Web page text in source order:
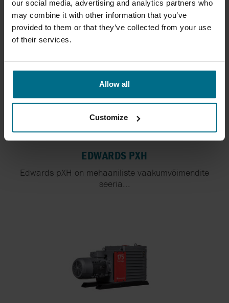
our social media, advertising and analytics partners who
may combine it with other information that you’ve
provided to them or that they’ve collected from your use
of their services.
Allow all
Customize
seeria...
EDWARDS PXH
Edwards pXH on mehaaniliste vaakumvõimendite
seeria...